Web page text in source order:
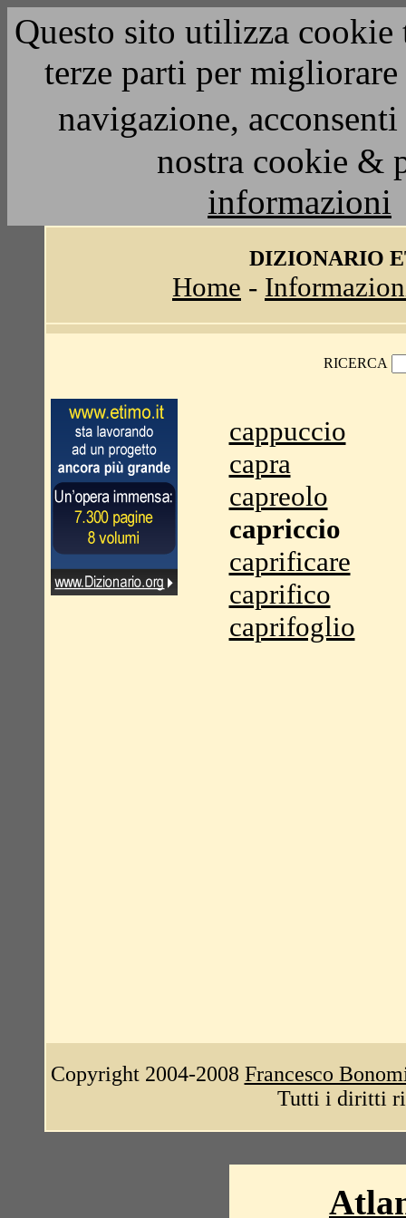
Questo sito utilizza
terze parti per
navigazione,
nostra cookie &
informazioni
DIZIONARIO
Home -
RICERCA
cappuccio
capra
capreolo
capriccio
caprificare
caprifico
caprifoglio
Copyright 2004-2008 Francesco
Tutti i diritti